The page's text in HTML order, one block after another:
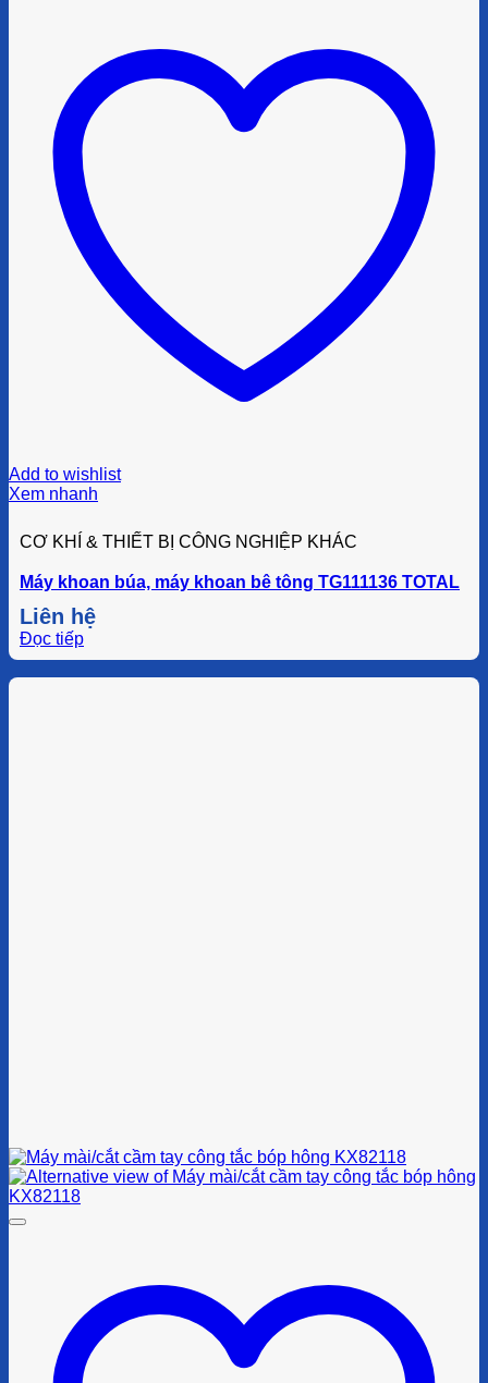
Add to wishlist
Xem nhanh
CƠ KHÍ & THIẾT BỊ CÔNG NGHIỆP KHÁC
Máy khoan búa, máy khoan bê tông TG111136 TOTAL
Liên hệ
Đọc tiếp